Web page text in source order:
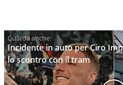
Incidente in auto per Ciro
lo scontro con il tram